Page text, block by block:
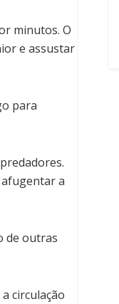
minutos. O
e assustar
para
a
de outras
circulação